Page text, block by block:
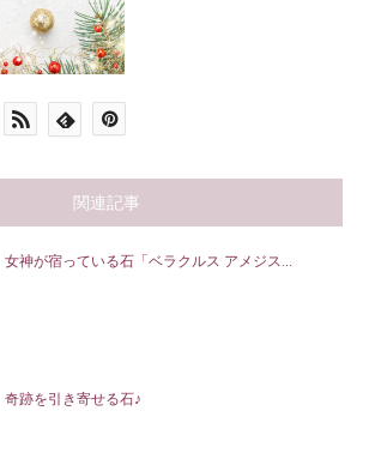
関連記事
女神が宿っている石「ベラクルス アメジス...
奇跡を引き寄せる石♪